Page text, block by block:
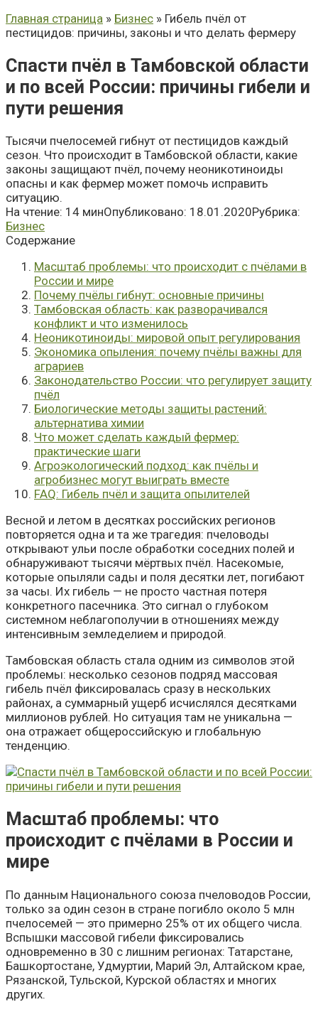
Главная страница » Бизнес » Гибель пчёл от
пестицидов: причины, законы и что делать фермеру
Спасти пчёл в Тамбовской области
и по всей России: причины гибели и
пути решения
Тысячи пчелосемей гибнут от пестицидов каждый
сезон. Что происходит в Тамбовской области, какие
законы защищают пчёл, почему неоникотиноиды
опасны и как фермер может помочь исправить
ситуацию.
На чтение: 14 минОпубликовано: 18.01.2020Рубрика:
Бизнес
Содержание
Масштаб проблемы: что происходит с пчёлами в
России и мире
Почему пчёлы гибнут: основные причины
Тамбовская область: как разворачивался
конфликт и что изменилось
Неоникотиноиды: мировой опыт регулирования
Экономика опыления: почему пчёлы важны для
аграриев
Законодательство России: что регулирует защиту
пчёл
Биологические методы защиты растений:
альтернатива химии
Что может сделать каждый фермер:
практические шаги
Агроэкологический подход: как пчёлы и
агробизнес могут выиграть вместе
FAQ: Гибель пчёл и защита опылителей
Весной и летом в десятках российских регионов
повторяется одна и та же трагедия: пчеловоды
открывают ульи после обработки соседних полей и
обнаруживают тысячи мёртвых пчёл. Насекомые,
которые опыляли сады и поля десятки лет, погибают
за часы. Их гибель — не просто частная потеря
конкретного пасечника. Это сигнал о глубоком
системном неблагополучии в отношениях между
интенсивным земледелием и природой.
Тамбовская область стала одним из символов этой
проблемы: несколько сезонов подряд массовая
гибель пчёл фиксировалась сразу в нескольких
районах, а суммарный ущерб исчислялся десятками
миллионов рублей. Но ситуация там не уникальна —
она отражает общероссийскую и глобальную
тенденцию.
Масштаб проблемы: что
происходит с пчёлами в России и
мире
По данным Национального союза пчеловодов России,
только за один сезон в стране погибло около 5 млн
пчелосемей — это примерно 25% от их общего числа.
Вспышки массовой гибели фиксировались
одновременно в 30 с лишним регионах: Татарстане,
Башкортостане, Удмуртии, Марий Эл, Алтайском крае,
Рязанской, Тульской, Курской областях и многих
других.